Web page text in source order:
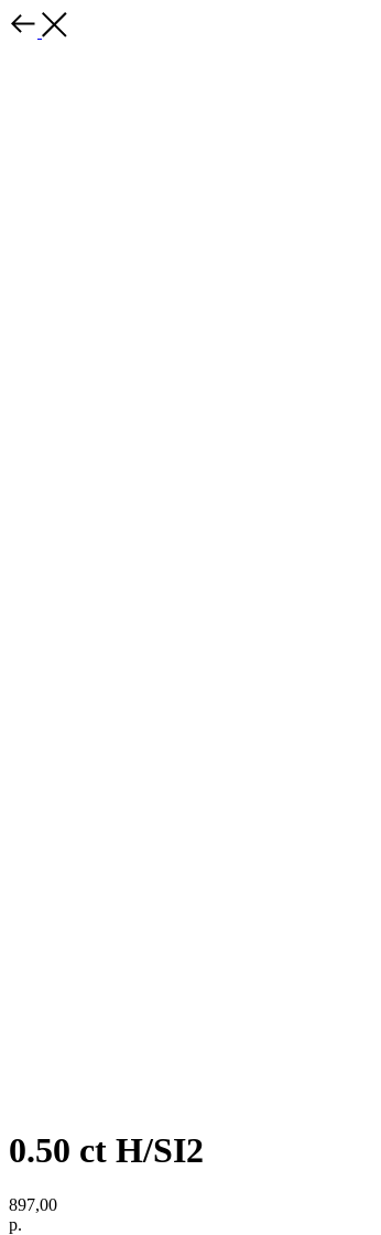
0.50 ct H/SI2
897,00
р.